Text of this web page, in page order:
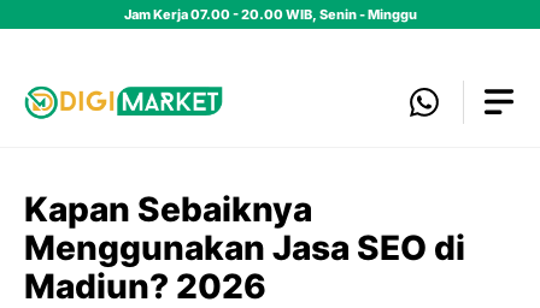
Jam Kerja 07.00 - 20.00 WIB, Senin - Minggu
Kapan Sebaiknya
Menggunakan Jasa SEO di
Madiun? 2026